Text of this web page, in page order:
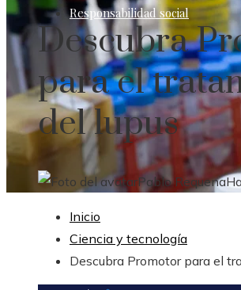
Responsabilidad social
Descubra
para el
del lupus
Pablo Requena
Inicio
Ciencia y tecnología
Descubra Promotor para el